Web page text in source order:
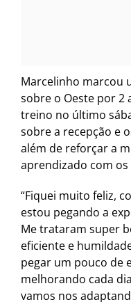
Marcelinho marcou
sobre o Oeste por 2
treino no último
sobre a recepção e
além de reforçar a
aprendizado com
“Fiquei muito feliz,
estou pegando a
Me trataram super
eficiente e
pegar um pouco de
melhorando cada
vamos nos